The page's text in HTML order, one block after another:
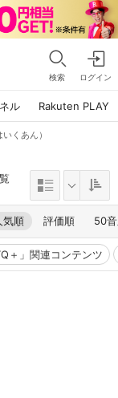
検索 ログイン
ル Rakuten PLAY
くあん）
気順 評価順 50
＋」関連コンテンツ